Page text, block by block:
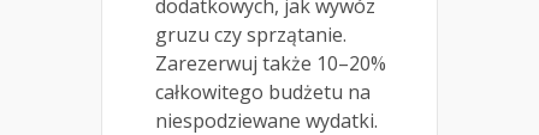
dodatkowych, jak wywóz
gruzu czy sprzątanie.
Zarezerwuj także 10–20%
całkowitego budżetu na
niespodziewane wydatki.